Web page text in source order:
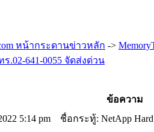
หน้ากระดานข่าวหลัก ->
.02-641-0055 จัดส่งด่วน
ข้อความ
5:14 pm
ชื่อกระทู้: NetApp Hard